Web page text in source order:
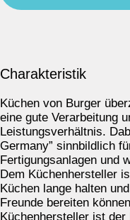
Charakteristik
Küchen von Burger
eine gute Verarbeitung
Leistungsverhältnis.
Germany” sinnbildlich
Fertigungsanlagen und
Dem Küchenhersteller
Küchen lange halten
Freunde bereiten
Küchenhersteller ist der